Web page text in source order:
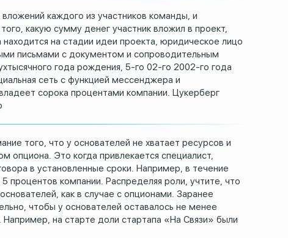
вложений каждого из участников команды, и
какую сумму денег участник вложил в проект,
находится на стадии идеи проекта, юридическое лицо
письмами с документом и сопроводительным
года рождения, 5-го 02-го 2002-го года
сеть с функцией мессенджера и
сорока процентами компании. Цукерберг
того, что у основателей не хватает ресурсов и
опциона. Это когда привлекается специалист,
в установленные сроки. Например, в течение
5 процентов компании. Распределяя роли, учтите, что
как в случае с опционами. Заранее
чтобы у основателей оставалось не менее
Например, на старте доли стартапа «На Связи» были